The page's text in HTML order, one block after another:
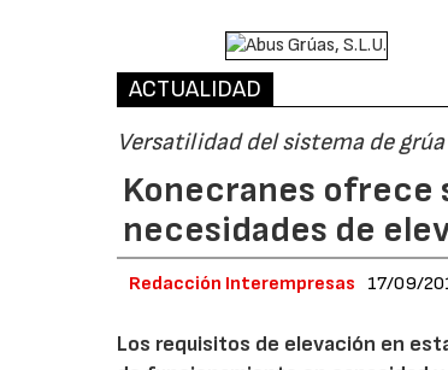
ACTUALIDAD
Versatilidad del sistema de
Konecranes ofrece
necesidades de
Redacción Interempresas 17/09/
Los requisitos de elevación en